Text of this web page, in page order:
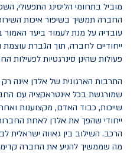
מוביל בתחומי הליסינג התפעולי,
החברה תמשיך בשיפור איכות
עובדיה על מנת לעמוד ביעד האמור
ייחודיים לחברה, תוך הגברת
פעולות שהינן סינרגטיות לפעילות
התרבות הארגונית של אלדן אינה רק
שמורגשת בכל אינטראקציה עם
שייכות, כבוד האדם, מקצוענות
ייחודי שהפך את אלדן לאחת
הרכב. השילוב בין גאווה ישראלית
מה שממשיך להניע את החברה